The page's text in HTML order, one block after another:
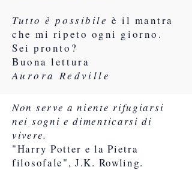
Tutto è possibile è il mantra
che mi ripeto ogni giorno.
Sei pronto?
Buona lettura
Aurora Redville
Non serve a niente rifugiarsi
nei sogni e dimenticarsi di
vivere.
"Harry Potter e la Pietra
filosofale", J.K. Rowling.